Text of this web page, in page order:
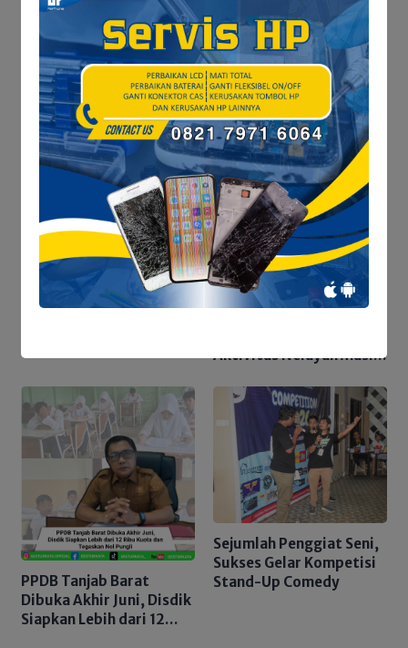
Baca Juga
Satresnarkoba Polres
Tanjab Barat Tindak
Lanjuti Informasi Viral,
Korban Belum Buat
Aktivitas Nelayan Masih
PPDB Tanjab Barat
Dibuka Akhir Juni, Disdik
Siapkan Lebih dari 12
Sejumlah Penggiat Seni,
Sukses Gelar Kompetisi
Stand-Up Comedy